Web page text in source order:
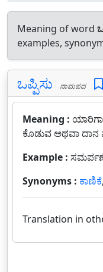
Meaning of word
examples,
ಒಪ್ಪಿಸು ನಾಮಪದ
Meaning :
ಕೊಡುವ ಅಥವಾ ದಾನ
Example :
Synonyms : ಕಾಣಿಕೆ,
Translation in